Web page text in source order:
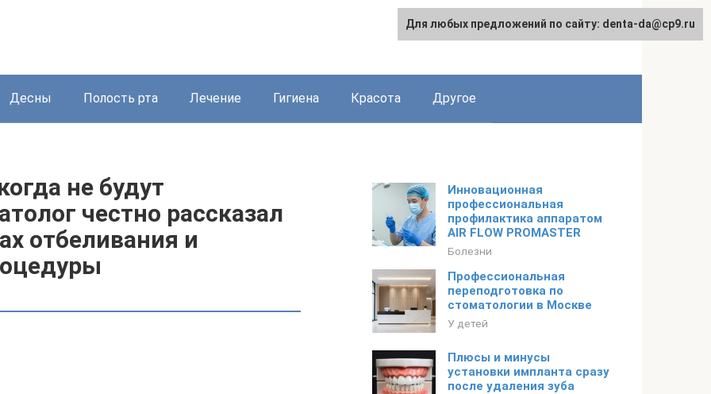
Десны Полость рта Лечение Гигиена Красота Другое
не будут
честно рассказал
отбеливания и
Инновационная
профессиональная
профилактика аппаратом
AIR FLOW PROMASTER
Болезни
Профессиональная
переподготовка по
стоматологии в Москве
У детей
Плюсы и минусы
установки импланта сразу
после удаления зуба
Для любых предложений по сайту: denta-da@cp9.ru